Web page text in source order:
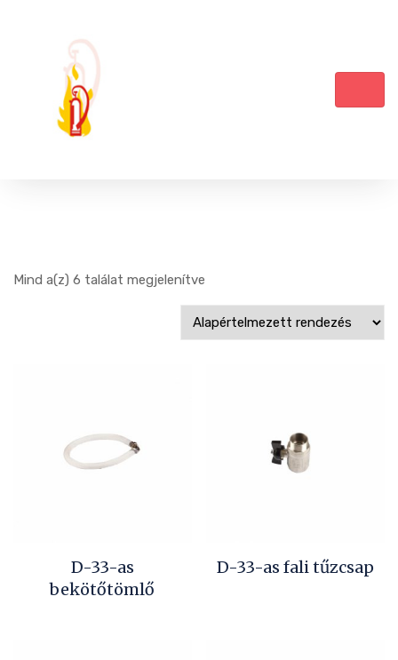
Mind a(z) 6 találat megjelenítve
D-33-as
bekötőtömlő
D-33-as fali tűzcsap